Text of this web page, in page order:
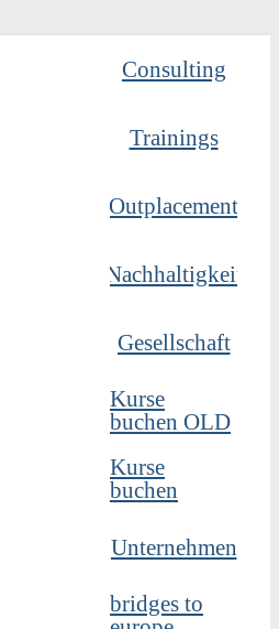
Consulting
Trainings
Outplacement
Nachhaltigkeit
Gesellschaft
Kurse
buchen OLD
Kurse
buchen
Unternehmen
bridges to